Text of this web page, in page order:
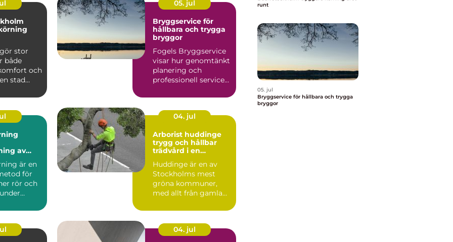
stor
både
och
stad
05. jul
Bryggservice för
hållbara och trygga
bryggor
Fogels Bryggservice
visar hur genomtänkt
planering och
professionell service
av
är en
för
rör och
04. jul
Arborist huddinge
trygg och hållbar
trädvård i en
Huddinge är en av
Stockholms mest
gröna kommuner,
med allt från gamla
naturtomter till...
04. jul
runt
05. jul
Bryggservice för hållbara och trygga
bryggor